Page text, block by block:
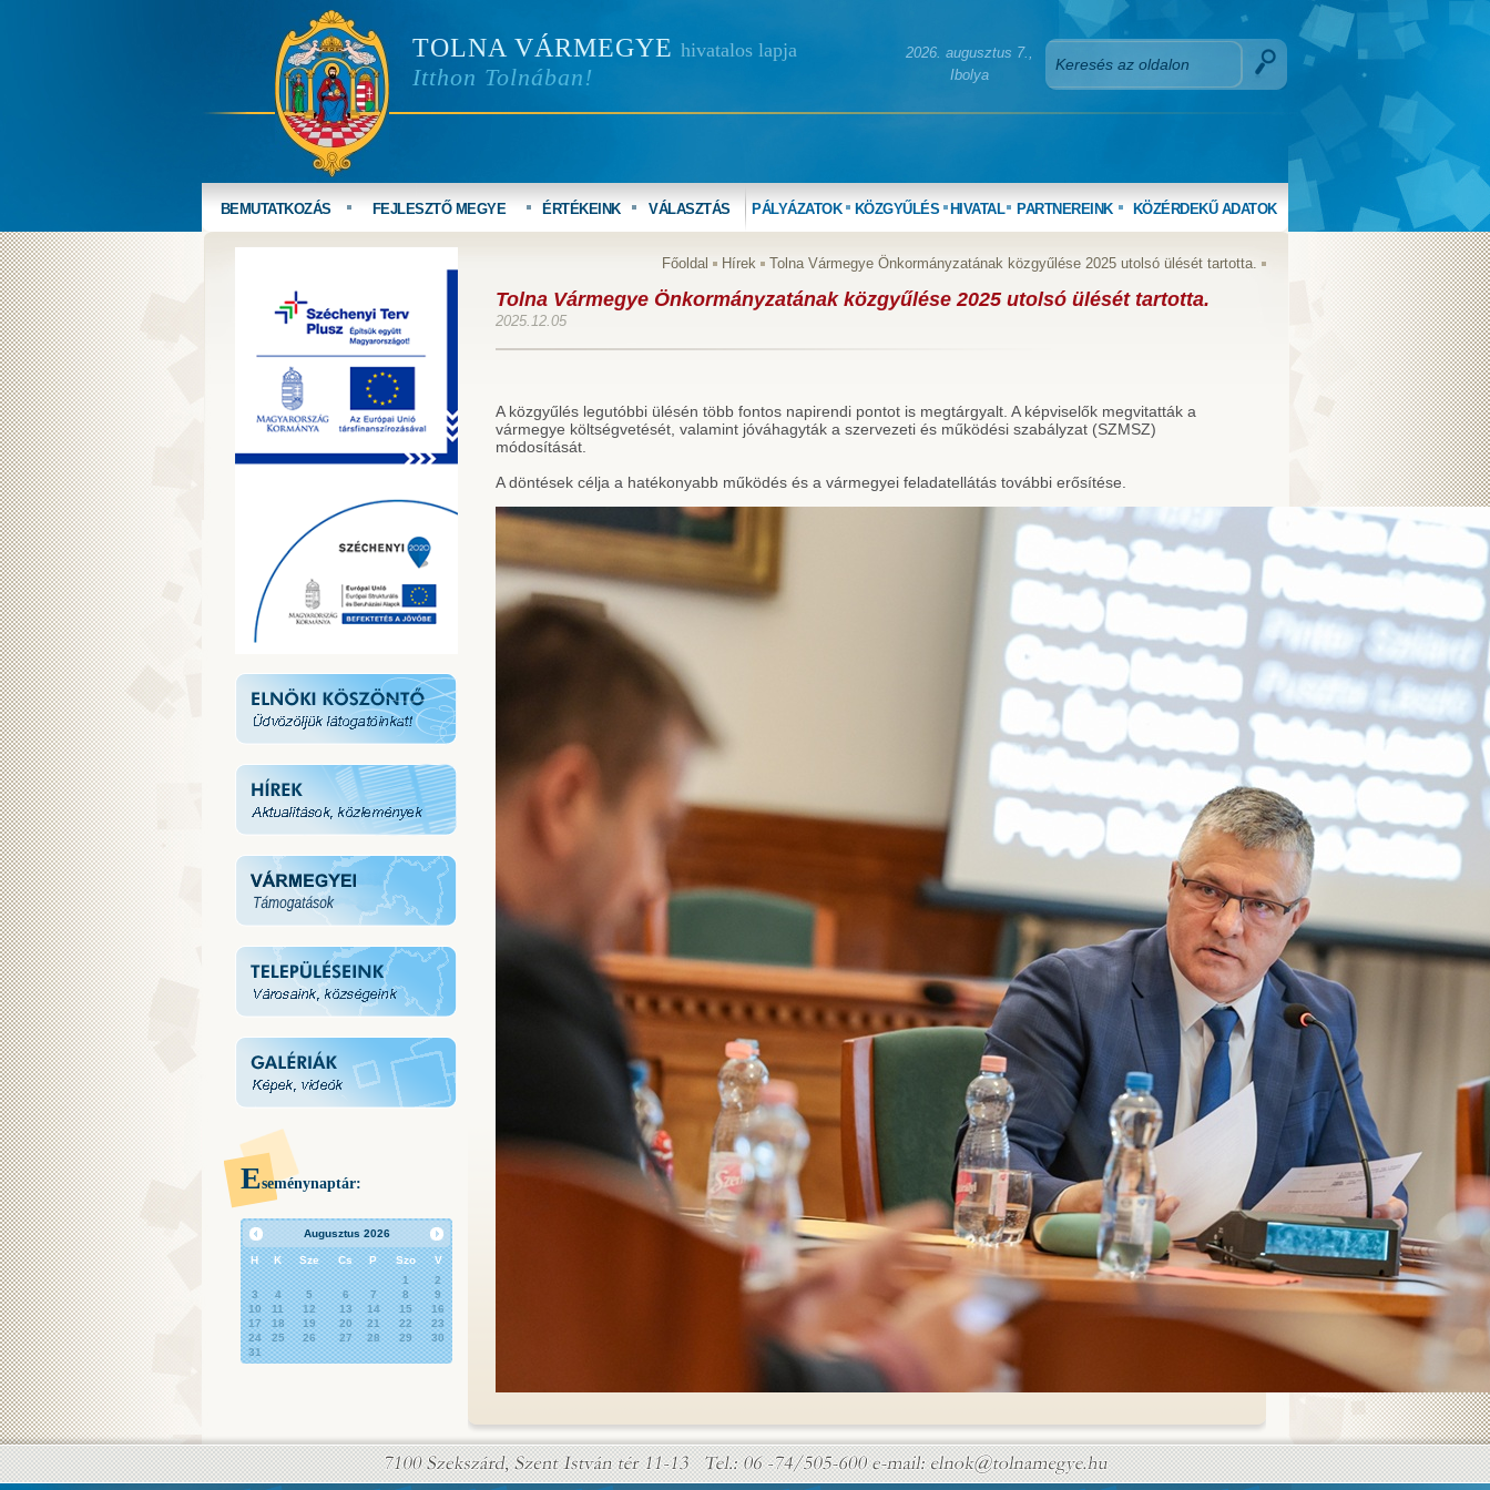
TOLNA VÁRMEGYE hivatalos lapja
Itthon Tolnában!
2026. augusztus 7.,
Ibolya
BEMUTATKOZÁS FEJLESZTŐ MEGYE ÉRTÉKEINK VÁLASZTÁS PÁLYÁZATOK KÖZGYŰLÉS HIVATAL PARTNEREINK KÖZÉRDEKŰ ADATOK
Eseménynaptár:
Augusztus 2026
H K Sze Cs P Szo
V
1
2
3
4 5 6 7 8
9
10
11 12 13 14 15
16
17
18 19 20 21 22
23
24
25 26 27 28 29
30
31
Főoldal Hírek Tolna Vármegye Önkormányzatának közgyűlése 2025 utolsó ülését tartotta.
Tolna Vármegye Önkormányzatának közgyűlése 2025 utolsó ülését tartotta.
2025.12.05
A közgyűlés legutóbbi ülésén több fontos napirendi pontot is megtárgyalt. A képviselők megvitatták a
vármegye költségvetését, valamint jóváhagyták a szervezeti és működési szabályzat (SZMSZ)
módosítását.
A döntések célja a hatékonyabb működés és a vármegyei feladatellátás további erősítése.